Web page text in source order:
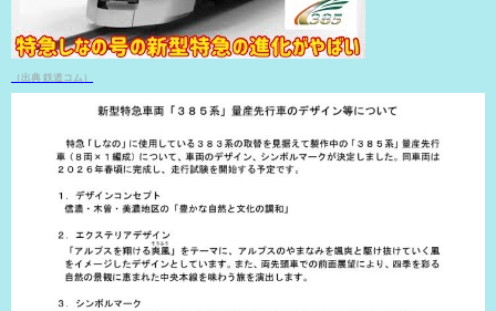
（出典 鉄道コム）